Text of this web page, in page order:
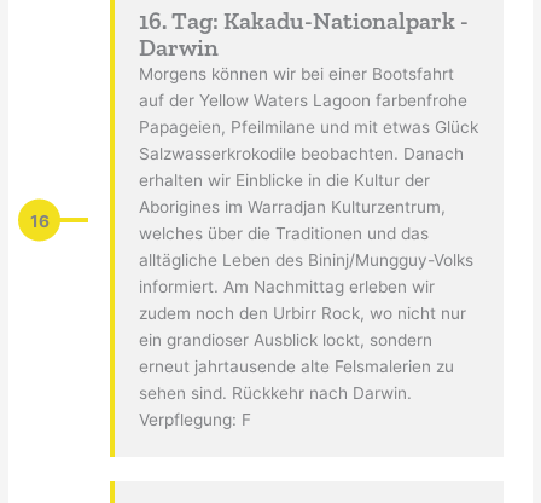
16
16. Tag: Kakadu-Nationalpark -
Darwin
Morgens können wir bei einer Bootsfahrt
auf der Yellow Waters Lagoon farbenfrohe
Papageien, Pfeilmilane und mit etwas Glück
Salzwasserkrokodile beobachten. Danach
erhalten wir Einblicke in die Kultur der
Aborigines im Warradjan Kulturzentrum,
welches über die Traditionen und das
alltägliche Leben des Bininj/Mungguy-Volks
informiert. Am Nachmittag erleben wir
zudem noch den Urbirr Rock, wo nicht nur
ein grandioser Ausblick lockt, sondern
erneut jahrtausende alte Felsmalerien zu
sehen sind. Rückkehr nach Darwin.
Verpflegung: F